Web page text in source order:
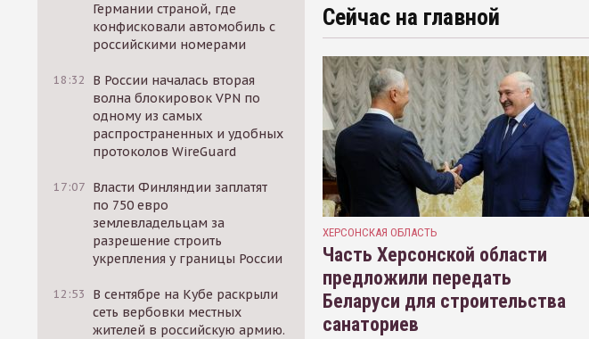
Германии страной, где
конфисковали автомобиль с
российскими номерами
18:32
В России началась вторая
волна блокировок VPN по
одному из самых
распространенных и удобных
протоколов WireGuard
17:07 Власти Финляндии заплатят
по 750 евро
землевладельцам за
разрешение строить
укрепления у границы России
12:53
В сентябре на Кубе раскрыли
сеть вербовки местных
жителей в российскую армию.
Сейчас на главной
ХЕРСОНСКАЯ ОБЛАСТЬ
Часть Херсонской области
предложили передать
Беларуси для строительства
санаториев